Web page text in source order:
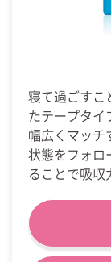
寝て過ごすこ
たテープタイ
幅広くマッチ
状態をフォロ
ることで吸収